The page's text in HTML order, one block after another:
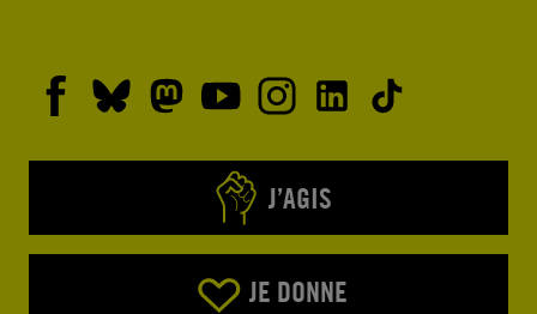
J’AGIS
JE DONNE